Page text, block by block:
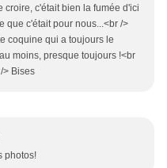
croire, c'était bien la fumée d'ici
que c'était pour nous...<br />
coquine qui a toujours le
moins, presque toujours !<br
> Bises
photos!